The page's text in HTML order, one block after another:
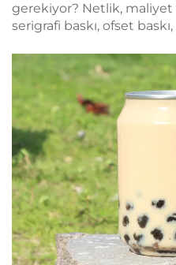
gerekiyor? Netlik, maliyet
serigrafi baskı, ofset
önerilerini alın.